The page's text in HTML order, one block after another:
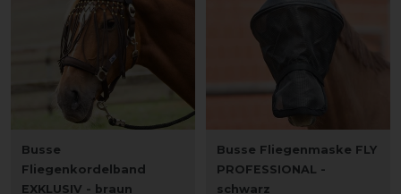
Busse
Fliegenkordelband
EXKLUSIV - braun
Busse Fliegenmaske FLY
PROFESSIONAL -
schwarz